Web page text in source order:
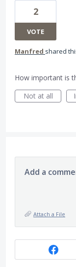
2
VOTE
Manfred shared
How important is
Not at all
Add a
Attach a File